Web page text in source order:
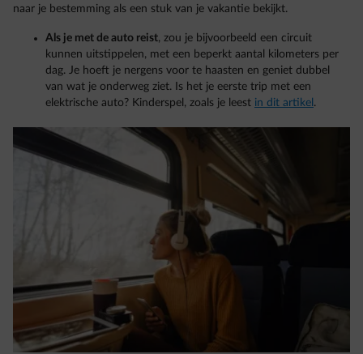
naar je bestemming als een stuk van je vakantie bekijkt.
Als je met de auto reist, zou je bijvoorbeeld een circuit
kunnen uitstippelen, met een beperkt aantal kilometers per
dag. Je hoeft je nergens voor te haasten en geniet dubbel
van wat je onderweg ziet. Is het je eerste trip met een
elektrische auto? Kinderspel, zoals je leest in dit artikel .